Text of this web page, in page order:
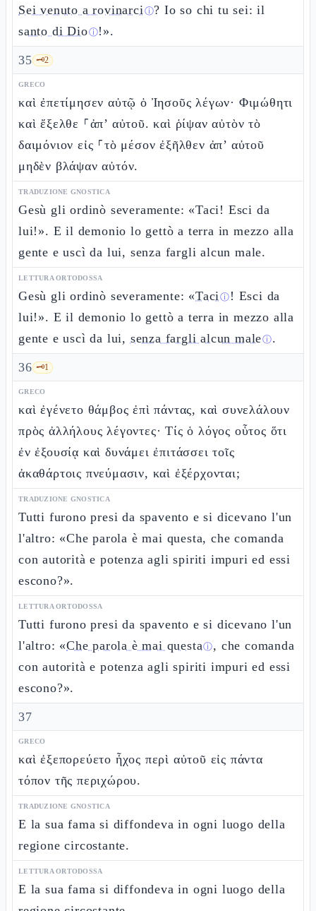
Sei venuto a rovinarciⓘ? Io so chi tu sei: il
santo di Dioⓘ!».
35 🗝️2
GRECO
καὶ ἐπετίμησεν αὐτῷ ὁ Ἰησοῦς λέγων· Φιμώθητι
καὶ ἔξελθε ⸀ἀπ’ αὐτοῦ. καὶ ῥίψαν αὐτὸν τὸ
δαιμόνιον εἰς ⸀τὸ μέσον ἐξῆλθεν ἀπ’ αὐτοῦ
μηδὲν βλάψαν αὐτόν.
TRADUZIONE GNOSTICA
Gesù gli ordinò severamente: «Taci! Esci da
lui!». E il demonio lo gettò a terra in mezzo alla
gente e uscì da lui, senza fargli alcun male.
LETTURA ORTODOSSA
Gesù gli ordinò severamente: «Taciⓘ ! Esci da
lui!». E il demonio lo gettò a terra in mezzo alla
gente e uscì da lui, senza fargli alcun maleⓘ.
36 🗝️1
GRECO
καὶ ἐγένετο θάμβος ἐπὶ πάντας, καὶ συνελάλουν
πρὸς ἀλλήλους λέγοντες· Τίς ὁ λόγος οὗτος ὅτι
ἐν ἐξουσίᾳ καὶ δυνάμει ἐπιτάσσει τοῖς
ἀκαθάρτοις πνεύμασιν, καὶ ἐξέρχονται;
TRADUZIONE GNOSTICA
Tutti furono presi da spavento e si dicevano l'un
l'altro: «Che parola è mai questa, che comanda
con autorità e potenza agli spiriti impuri ed essi
escono?».
LETTURA ORTODOSSA
Tutti furono presi da spavento e si dicevano l'un
l'altro: «Che parola è mai questaⓘ, che comanda
con autorità e potenza agli spiriti impuri ed essi
escono?».
37
GRECO
καὶ ἐξεπορεύετο ἦχος περὶ αὐτοῦ εἰς πάντα
τόπον τῆς περιχώρου.
TRADUZIONE GNOSTICA
E la sua fama si diffondeva in ogni luogo della
regione circostante.
LETTURA ORTODOSSA
E la sua fama si diffondeva in ogni luogo della